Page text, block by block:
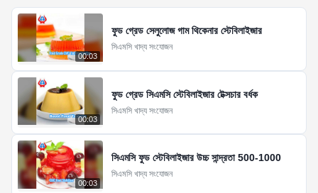
00:03
ফুড গ্রেড সেলুলোজ গাম থিকেনার স্টেবিলাইজার
সিএমসি খাদ্য সংযোজন
00:03
ফুড গ্রেড সিএমসি স্টেবিলাইজার টেক্সচার বর্ধক
সিএমসি খাদ্য সংযোজন
00:03
সিএমসি ফুড স্টেবিলাইজার উচ্চ সান্দ্রতা 500-1000
সিএমসি খাদ্য সংযোজন